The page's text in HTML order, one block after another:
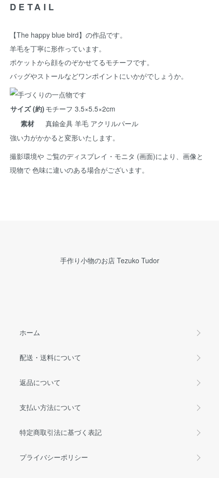
DETAIL
【The happy blue bird】の作品です。
羊毛を丁寧に形作っています。
ポケットから顔をのぞかせてるモチーフです。
バッグやストールなどワンポイントにいかがでしょうか。
サイズ (約) モチーフ 3.5×5.5×2cm
素材
真鍮金具 羊毛 アクリルパール
強い力がかかると変形いたします。
撮影環境や ご覧のディスプレイ・モニタ (画面)により、画像と
現物で 色味に違いのある場合がございます。
手作り小物のお店 Tezuko Tudor
ホーム
配送・送料について
返品について
支払い方法について
特定商取引法に基づく表記
プライバシーポリシー